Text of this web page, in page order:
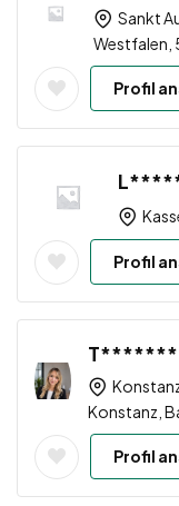
Sankt
Westfalen,
Profil
Profil
Konstanz,
Profil